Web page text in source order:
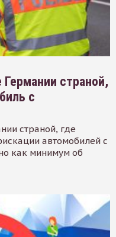
Германии страной,
с
страной, где
автомобилей с
как минимум об